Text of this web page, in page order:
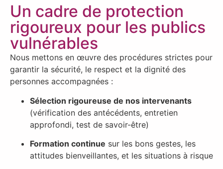
Un cadre de protection
rigoureux pour les publics
vulnérables
Nous mettons en œuvre des procédures strictes pour
garantir la sécurité, le respect et la dignité des
personnes accompagnées :
Sélection rigoureuse de nos intervenants
(vérification des antécédents, entretien
approfondi, test de savoir-être)
Formation continue sur les bons gestes, les
attitudes bienveillantes, et les situations à risque